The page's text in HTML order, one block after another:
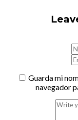
Guarda mi
navegador